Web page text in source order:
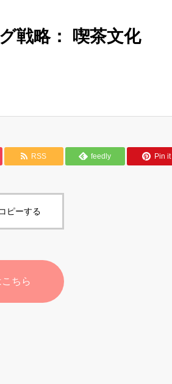
戦略： 喫茶文化
RSS feedly Pin it
ピーする
ちら